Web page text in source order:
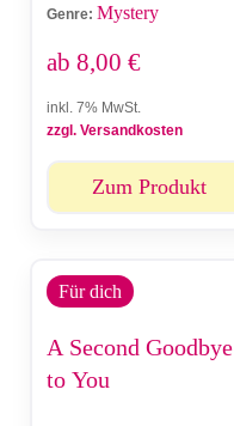
Genre: Mystery
ab 8,00 €
inkl. 7% MwSt.
zzgl. Versandkosten
Zum Produkt
Für dich
A Second Goodbye
to You